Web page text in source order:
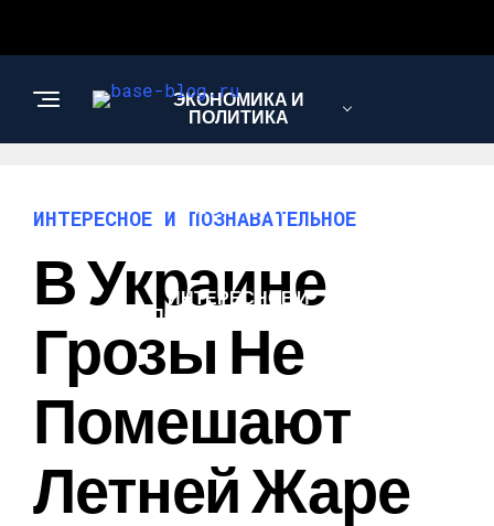
ЭКОНОМИКА И
ПОЛИТИКА
НОВОСТИ
ИНТЕРЕСНОЕ И
ПОЗНАВАТЕЛЬНОЕ
ИНТЕРЕСНОЕ И ПОЗНАВАТЕЛЬНОЕ
В Украине
Грозы Не
Помешают
Летней Жаре